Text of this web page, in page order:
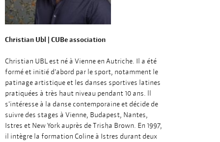
Christian Ubl | CUBe association
Christian UBL est né à Vienne en Autriche. Il a été
formé et initié d’abord par le sport, notamment le
patinage artistique et les danses sportives latines
pratiquées à très haut niveau pendant 10 ans. ll
s’intéresse à la danse contemporaine et décide de
suivre des stages à Vienne, Budapest, Nantes,
Istres et New York auprès de Trisha Brown. En 1997,
il intègre la formation Coline à Istres durant deux